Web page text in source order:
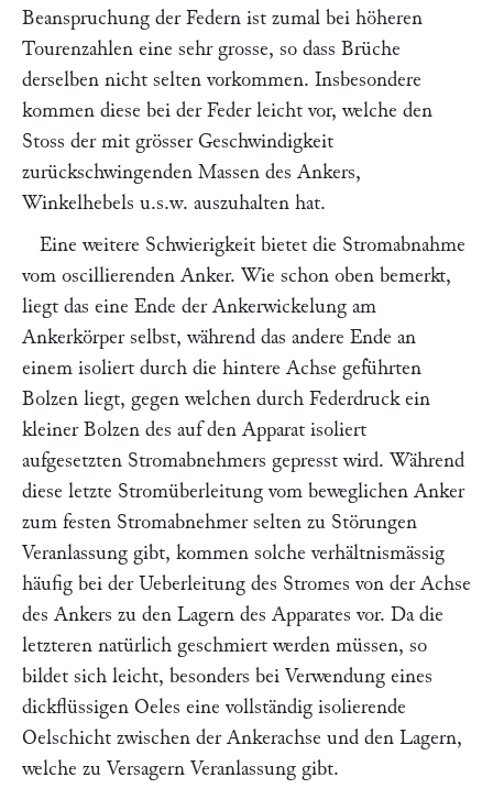
Beanspruchung der Federn ist zumal bei höheren
Tourenzahlen eine sehr grosse, so dass Brüche
derselben nicht selten vorkommen. Insbesondere
kommen diese bei der Feder leicht vor, welche den
Stoss der mit grösser Geschwindigkeit
zurückschwingenden Massen des Ankers,
Winkelhebels u.s.w. auszuhalten hat.
Eine weitere Schwierigkeit bietet die Stromabnahme
vom oscillierenden Anker. Wie schon oben bemerkt,
liegt das eine Ende der Ankerwickelung am
Ankerkörper selbst, während das andere Ende an
einem isoliert durch die hintere Achse geführten
Bolzen liegt, gegen welchen durch Federdruck ein
kleiner Bolzen des auf den Apparat isoliert
aufgesetzten Stromabnehmers gepresst wird. Während
diese letzte Stromüberleitung vom beweglichen Anker
zum festen Stromabnehmer selten zu Störungen
Veranlassung gibt, kommen solche verhältnismässig
häufig bei der Ueberleitung des Stromes von der Achse
des Ankers zu den Lagern des Apparates vor. Da die
letzteren natürlich geschmiert werden müssen, so
bildet sich leicht, besonders bei Verwendung eines
dickflüssigen Oeles eine vollständig isolierende
Oelschicht zwischen der Ankerachse und den Lagern,
welche zu Versagern Veranlassung gibt.